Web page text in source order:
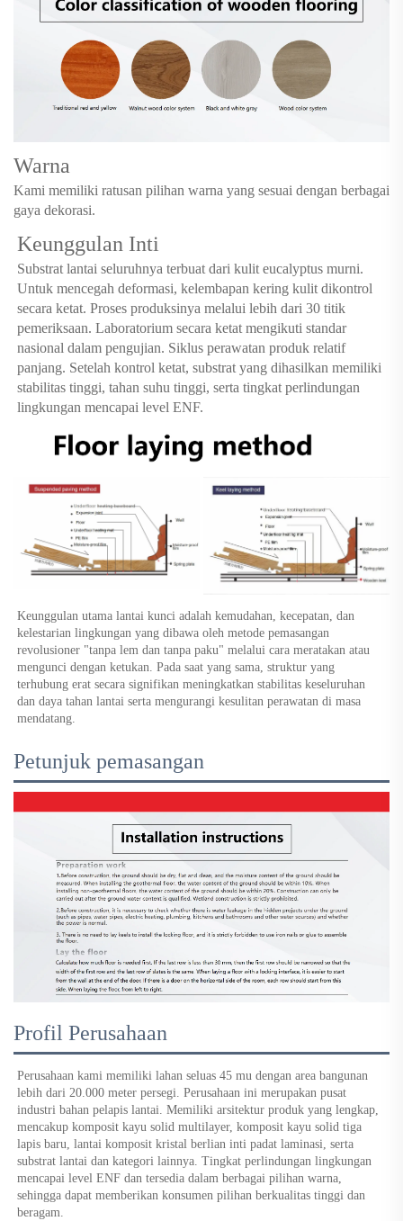
Warna
Kami memiliki ratusan pilihan warna yang sesuai dengan berbagai
gaya dekorasi.
Keunggulan Inti
Substrat lantai seluruhnya terbuat dari kulit eucalyptus murni.
Untuk mencegah deformasi, kelembapan kering kulit dikontrol
secara ketat. Proses produksinya melalui lebih dari 30 titik
pemeriksaan. Laboratorium secara ketat mengikuti standar
nasional dalam pengujian. Siklus perawatan produk relatif
panjang. Setelah kontrol ketat, substrat yang dihasilkan memiliki
stabilitas tinggi, tahan suhu tinggi, serta tingkat perlindungan
lingkungan mencapai level ENF.
Keunggulan utama lantai kunci adalah kemudahan, kecepatan, dan
kelestarian lingkungan yang dibawa oleh metode pemasangan
revolusioner "tanpa lem dan tanpa paku" melalui cara meratakan atau
mengunci dengan ketukan. Pada saat yang sama, struktur yang
terhubung erat secara signifikan meningkatkan stabilitas keseluruhan
dan daya tahan lantai serta mengurangi kesulitan perawatan di masa
mendatang.
Petunjuk pemasangan
Profil Perusahaan
Perusahaan kami memiliki lahan seluas 45 mu dengan area bangunan
lebih dari 20.000 meter persegi. Perusahaan ini merupakan pusat
industri bahan pelapis lantai. Memiliki arsitektur produk yang lengkap,
mencakup komposit kayu solid multilayer, komposit kayu solid tiga
lapis baru, lantai komposit kristal berlian inti padat laminasi, serta
substrat lantai dan kategori lainnya. Tingkat perlindungan lingkungan
mencapai level ENF dan tersedia dalam berbagai pilihan warna,
sehingga dapat memberikan konsumen pilihan berkualitas tinggi dan
beragam.